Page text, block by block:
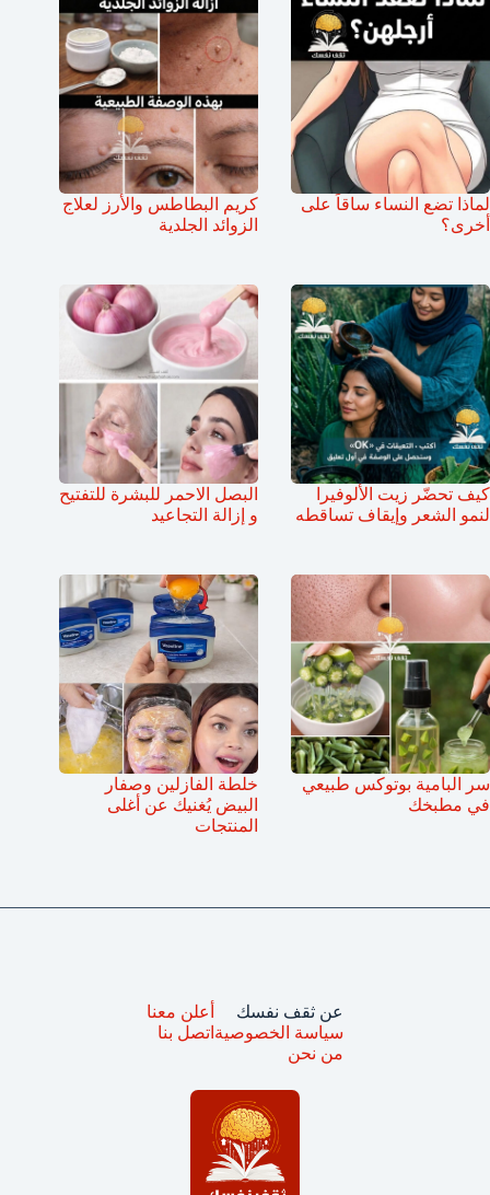
لماذا تضع النساء ساقاً على
أخرى؟
كريم البطاطس والأرز لعلاج
الزوائد الجلدية
كيف تحضّر زيت الألوفيرا
لنمو الشعر وإيقاف تساقطه
البصل الاحمر للبشرة للتفتيح
و إزالة التجاعيد
سر البامية بوتوكس طبيعي
في مطبخك
خلطة الفازلين وصفار
البيض يُغنيك عن أغلى
المنتجات
عن ثقف نفسك
سياسة الخصوصية
من نحن
أعلن معنا
اتصل بنا